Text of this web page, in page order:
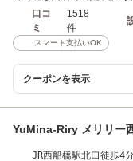
口コ
ミ
1518
件
スマート支払いOK
クーポンを表示
YuMina-Riry メリリー
JR西船橋駅北口徒歩4